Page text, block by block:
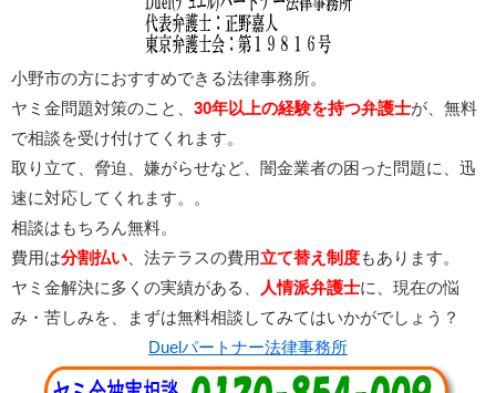
小野市の方におすすめできる法律事務所。
ヤミ金問題対策のこと、 30年以上の経験を持つ弁護士が、無料
で相談を受け付けてくれます。
取り立て、脅迫、嫌がらせなど、闇金業者の困った問題に、迅
速に対応してくれます。。
相談はもちろん無料。
費用は分割払い、法テラスの費用立て替え制度もあります。
ヤミ金解決に多くの実績がある、
人情派弁護士に、現在の悩
み・苦しみを、まずは無料相談してみてはいかがでしょう？
Duelパートナー法律事務所